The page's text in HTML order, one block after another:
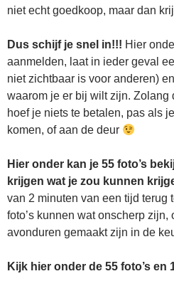
niet echt goedkoop, maar dan
Dus schijf je snel in!!! Hier
aanmelden, laat in ieder geval
niet zichtbaar is voor anderen)
waarom je er bij wilt zijn. Zolang
hoef je niets te betalen, pas als
komen, of aan de deur
Hier onder kan je 55 foto’s
krijgen wat je zou kunnen
van 2 minuten van een tijd terug
foto’s kunnen wat onscherp
avonduren gemaakt zijn in de
Kijk hier onder de 55 foto’s en